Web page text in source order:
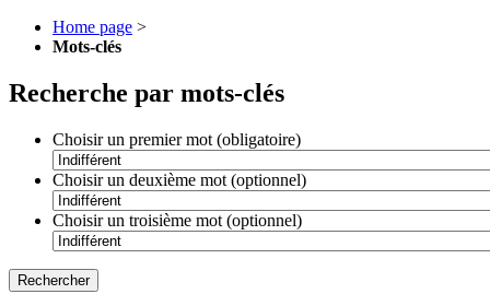
Home page >
Mots-clés
Recherche par mots-clés
Choisir un premier mot (obligatoire)
Choisir un deuxième mot (optionnel)
Choisir un troisième mot (optionnel)